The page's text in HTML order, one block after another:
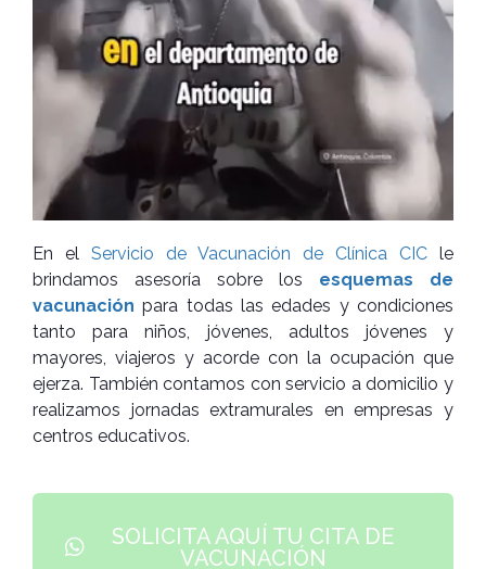
En el Servicio de Vacunación de Clínica CIC le
brindamos asesoría sobre los esquemas de
vacunación para todas las edades y condiciones
tanto para niños, jóvenes, adultos jóvenes y
mayores, viajeros y acorde con la ocupación que
ejerza. También contamos con servicio a domicilio y
realizamos jornadas extramurales en empresas y
centros educativos.
SOLICITA AQUÍ TU CITA DE
VACUNACIÓN